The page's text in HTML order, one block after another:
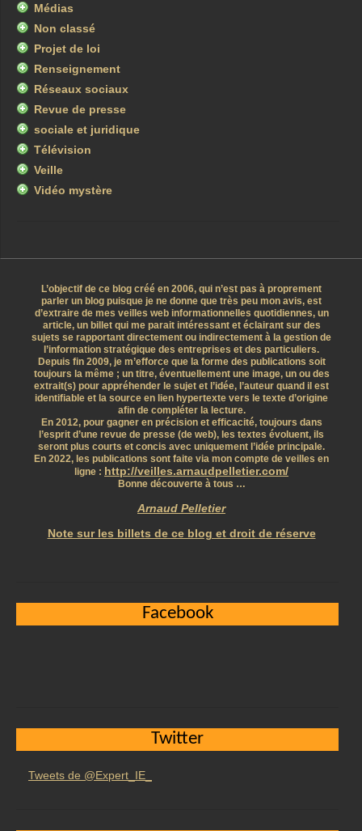
Médias
Non classé
Projet de loi
Renseignement
Réseaux sociaux
Revue de presse
sociale et juridique
Télévision
Veille
Vidéo mystère
L’objectif de ce blog créé en 2006, qui n’est pas à proprement
parler un blog puisque je ne donne que très peu mon avis, est
d’extraire de mes veilles web informationnelles quotidiennes, un
article, un billet qui me parait intéressant et éclairant sur des
sujets se rapportant directement ou indirectement à la gestion de
l’information stratégique des entreprises et des particuliers.
Depuis fin 2009, je m’efforce que la forme des publications soit
toujours la même ; un titre, éventuellement une image, un ou des
extrait(s) pour appréhender le sujet et l’idée, l’auteur quand il est
identifiable et la source en lien hypertexte vers le texte d’origine
afin de compléter la lecture.
En 2012, pour gagner en précision et efficacité, toujours dans
l’esprit d’une revue de presse (de web), les textes évoluent, ils
seront plus courts et concis avec uniquement l’idée principale.
En 2022, les publications sont faite via mon compte de veilles en
ligne : http://veilles.arnaudpelletier.com/
Bonne découverte à tous …
Arnaud Pelletier
Note sur les billets de ce blog et droit de réserve
Facebook
Twitter
Tweets de @Expert_IE_